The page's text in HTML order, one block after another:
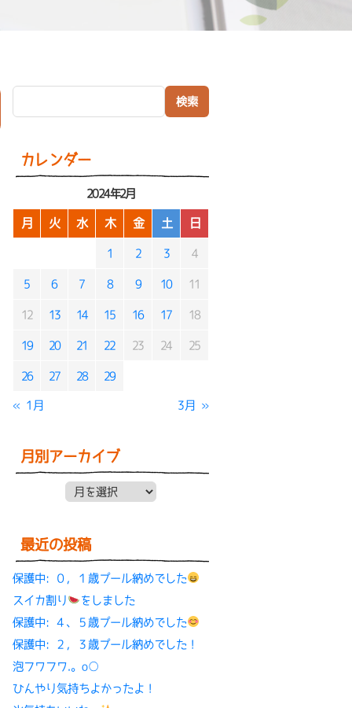
カレンダー
2024年2月
月 火 水 木 金 土 日
1 2 3 4
5 6 7 8 9 10 11
12 13 14 15 16 17 18
19 20 21 22 23 24 25
26 27 28 29
« 1月 3月 »
月別アーカイブ
月別アーカイブ
最近の投稿
保護中: ０，１歳プール納めでした
スイカ割り
をしました
保護中: ４、５歳プール納めでした
保護中: ２，３歳プール納めでした！
泡フワフワ.。o○
ひんやり気持ちよかったよ！